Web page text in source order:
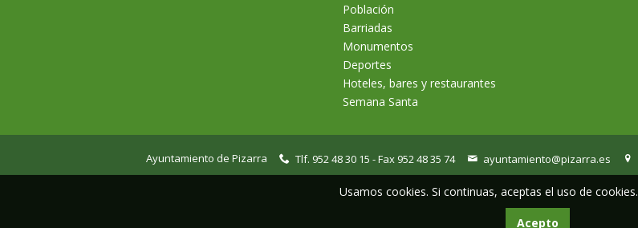
Usamos cookies. Si continuas, aceptas el uso de cookies.
Acepto
Población
Barriadas
Monumentos
Deportes
Hoteles, bares y restaurantes
Semana Santa
Ayuntamiento de Pizarra Tlf. 952 48 30 15 - Fax 952 48 35 74 ayuntamiento@pizarra.es